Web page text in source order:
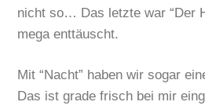
nicht so… Das letzte war “Der
mega enttäuscht.
Mit “Nacht” haben wir sogar
Das ist grade frisch bei mir